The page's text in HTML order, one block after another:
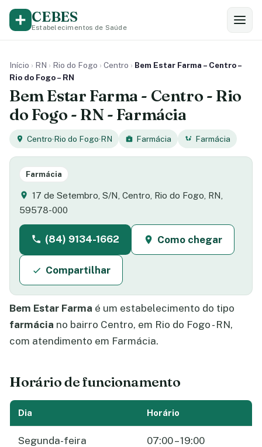
CEBES
Estabelecimentos de Saúde
Início › RN › Rio do Fogo › Centro › Bem Estar Farma – Centro –
Rio do Fogo – RN
Bem Estar Farma - Centro - Rio
do Fogo - RN - Farmácia
Centro·Rio do Fogo·RN Farmácia Farmácia
Farmácia
17 de Setembro, S/N, Centro, Rio do Fogo, RN,
59578-000
(84) 9134-1662 Como chegar
Compartilhar
Bem Estar Farma é um estabelecimento do tipo
farmácia no bairro Centro, em Rio do Fogo - RN,
com atendimento em Farmácia.
Horário de funcionamento
Dia Horário
Segunda-feira 07:00 – 19:00